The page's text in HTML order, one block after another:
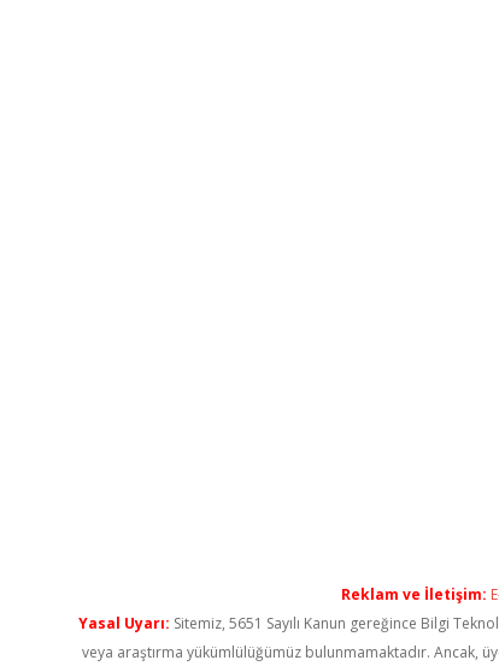
Reklam ve İletişim:
Yasal Uyarı: Sitemiz, 5651 Sayılı Kanun gereğince Bilgi
veya araştırma yükümlülüğümüz bulunmamaktadır. Ancak,